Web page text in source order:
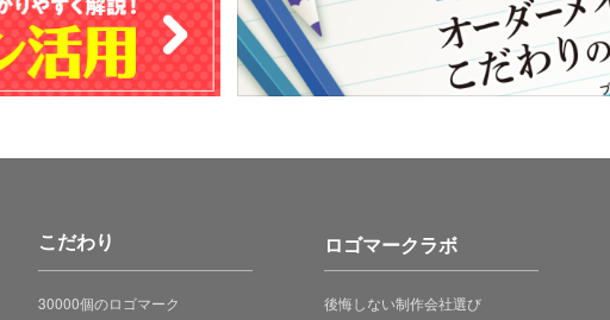
こだわり
30000個のロゴマーク
ロゴマークラボ
後悔しない制作会社選び